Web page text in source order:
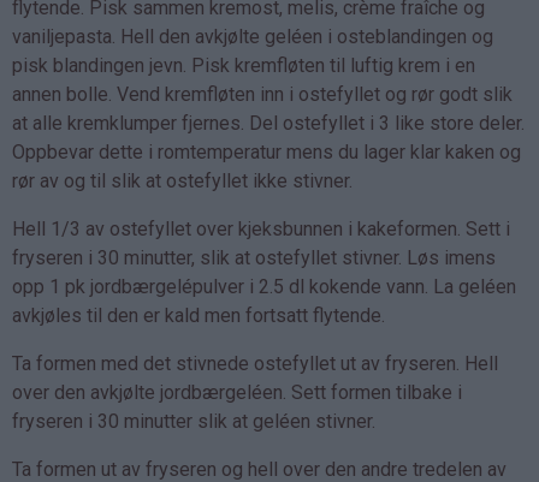
flytende. Pisk sammen kremost, melis, crème fraîche og
vaniljepasta. Hell den avkjølte geléen i osteblandingen og
pisk blandingen jevn. Pisk kremfløten til luftig krem i en
annen bolle. Vend kremfløten inn i ostefyllet og rør godt slik
at alle kremklumper fjernes. Del ostefyllet i 3 like store deler.
Oppbevar dette i romtemperatur mens du lager klar kaken og
rør av og til slik at ostefyllet ikke stivner.
Hell 1/3 av ostefyllet over kjeksbunnen i kakeformen. Sett i
fryseren i 30 minutter, slik at ostefyllet stivner. Løs imens
opp 1 pk jordbærgelépulver i 2.5 dl kokende vann. La geléen
avkjøles til den er kald men fortsatt flytende.
Ta formen med det stivnede ostefyllet ut av fryseren. Hell
over den avkjølte jordbærgeléen. Sett formen tilbake i
fryseren i 30 minutter slik at geléen stivner.
Ta formen ut av fryseren og hell over den andre tredelen av